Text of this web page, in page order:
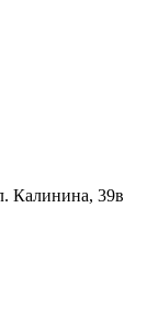
Калинина, 39в